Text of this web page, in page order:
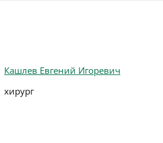
Кашлев Евгений Игоревич
хирург